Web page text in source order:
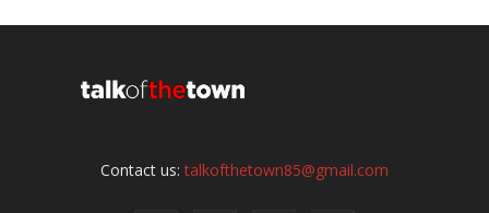
Contact us:talkofthetown85@gmail.com